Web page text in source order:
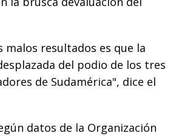
malos resultados es que la
del podio de los tres
de Sudamérica", dice el
datos de la Organización